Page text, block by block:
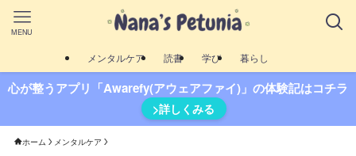
MENU
メンタルケア 読書 学び 暮らし
心が整うアプリ「Awarefy(アウェアファイ)」の体験記はコチラ
>詳しくみる
ホーム メンタルケア